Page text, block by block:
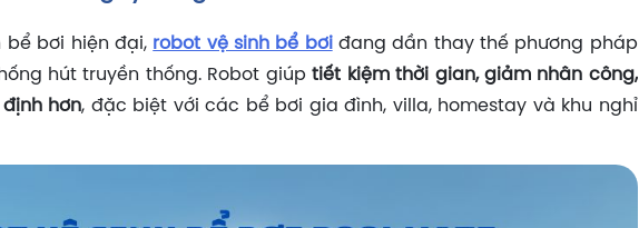
bể bơi hiện đại, robot vệ sinh bể bơiđang dần thay thế phương pháp
hút truyền thống. Robot giúptiết kiệm thời gian, giảm nhân công,
hơn, đặc biệt với các bể bơi gia đình, villa, homestay và khu nghỉ